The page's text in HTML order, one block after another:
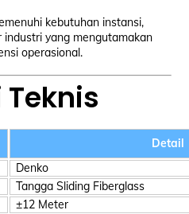
kebutuhan instansi,
yang mengutamakan
operasional.
Detail
Denko
Tangga Sliding Fiberglass
±12 Meter